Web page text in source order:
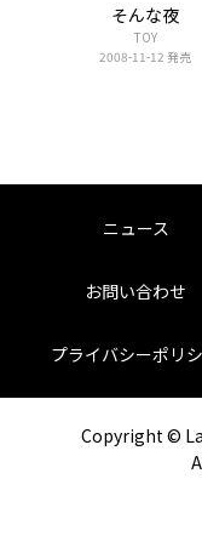
そんな夜
TOY
2008-11-12 発売
ニュース
お問い合わせ
プライバシーポリ
Copyright ©